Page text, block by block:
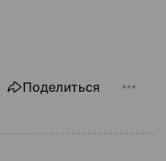
Поделиться